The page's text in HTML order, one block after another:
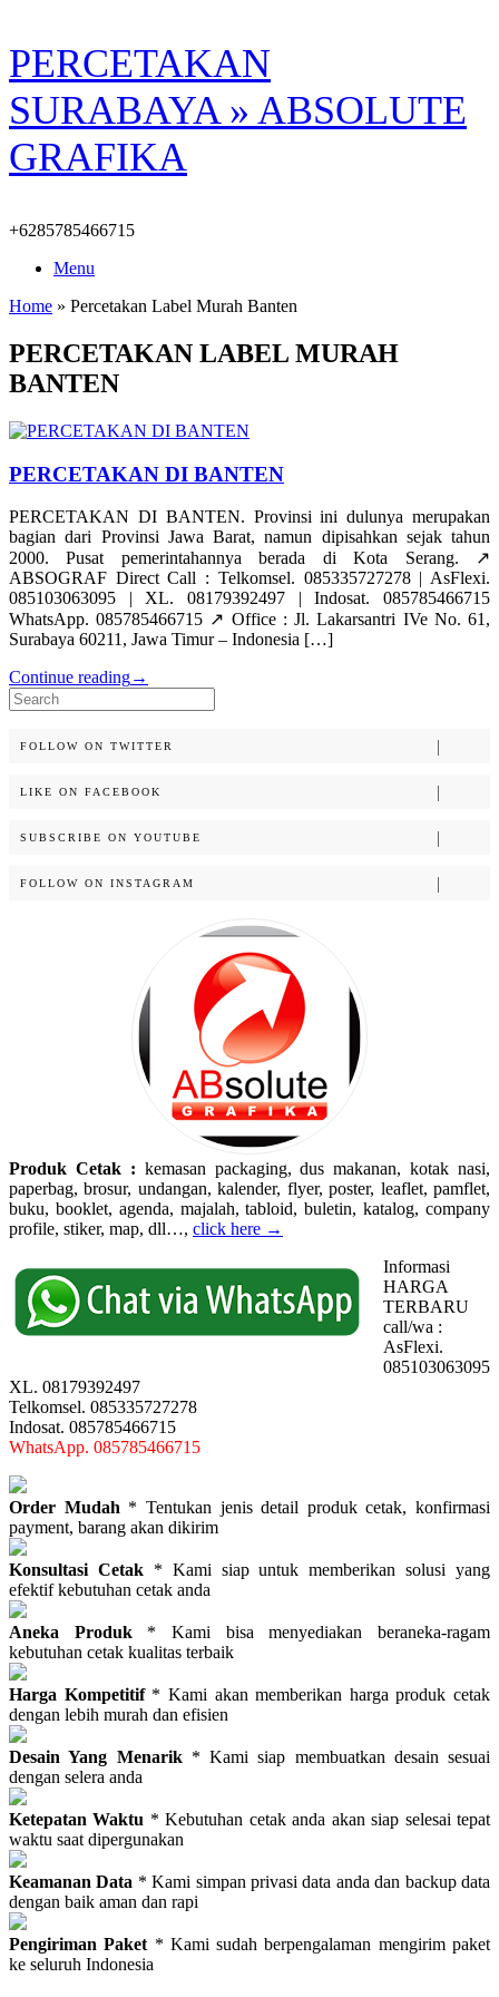
Skip
to
content
PERCETAKAN
SURABAYA » ABSOLUTE
GRAFIKA
+6285785466715
Menu
Home » Percetakan Label Murah Banten
PERCETAKAN LABEL MURAH
BANTEN
PERCETAKAN DI BANTEN
PERCETAKAN DI BANTEN. Provinsi ini dulunya merupakan
bagian dari Provinsi Jawa Barat, namun dipisahkan sejak tahun
2000. Pusat pemerintahannya berada di Kota Serang. ↗️
ABSOGRAF Direct Call : Telkomsel. 085335727278 | AsFlexi.
085103063095 | XL. 08179392497 | Indosat. 085785466715
WhatsApp. 085785466715 ↗️ Office : Jl. Lakarsantri IVe No. 61,
Surabaya 60211, Jawa Timur – Indonesia […]
Continue reading→
Search
for:
FOLLOW ON TWITTER
LIKE ON FACEBOOK
SUBSCRIBE ON YOUTUBE
FOLLOW ON INSTAGRAM
Produk Cetak : kemasan packaging, dus makanan, kotak nasi,
paperbag, brosur, undangan, kalender, flyer, poster, leaflet, pamflet,
buku, booklet, agenda, majalah, tabloid, buletin, katalog, company
profile, stiker, map, dll…, click here →
Informasi
HARGA
TERBARU
call/wa :
AsFlexi.
085103063095
XL. 08179392497
Telkomsel. 085335727278
Indosat. 085785466715
WhatsApp. 085785466715
Order Mudah * Tentukan jenis detail produk cetak, konfirmasi
payment, barang akan dikirim
Konsultasi Cetak* Kami siap untuk memberikan solusi yang
efektif kebutuhan cetak anda
Aneka Produk * Kami bisa menyediakan beraneka-ragam
kebutuhan cetak kualitas terbaik
Harga Kompetitif* Kami akan memberikan harga produk cetak
dengan lebih murah dan efisien
Desain Yang Menarik* Kami siap membuatkan desain sesuai
dengan selera anda
Ketepatan Waktu * Kebutuhan cetak anda akan siap selesai tepat
waktu saat dipergunakan
Keamanan Data * Kami simpan privasi data anda dan backup data
dengan baik aman dan rapi
Pengiriman Paket * Kami sudah berpengalaman mengirim paket
ke seluruh Indonesia